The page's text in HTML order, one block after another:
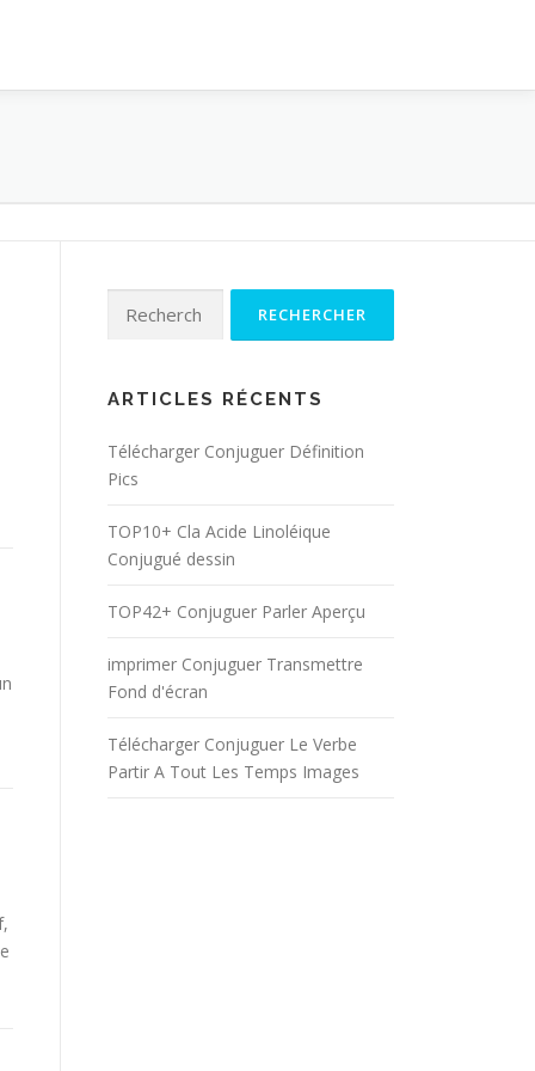
Rechercher :
ARTICLES RÉCENTS
Télécharger Conjuguer Définition
Pics
TOP10+ Cla Acide Linoléique
Conjugué dessin
TOP42+ Conjuguer Parler Aperçu
imprimer Conjuguer Transmettre
Fond d'écran
Télécharger Conjuguer Le Verbe
Partir A Tout Les Temps Images